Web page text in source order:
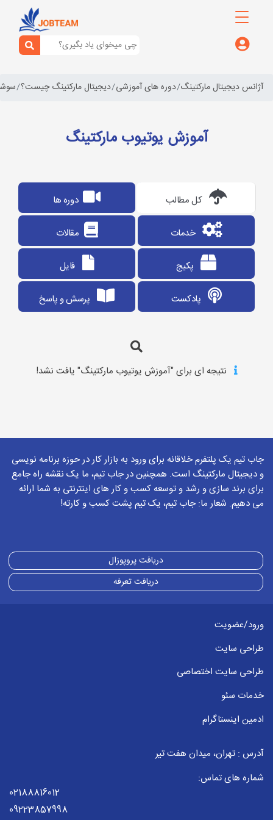
آژانس دیجیتال مارکتینگ دوره های آموزشی دیجیتال مارکتینگ چیست؟
آموزش یوتیوب مارکتینگ
کل مطالب دوره ها
خدمات مقالات
پکیج فایل
پادکست پرسش و پاسخ
نتیجه ای برای "آموزش یوتیوب مارکتینگ" یافت نشد!
جاب تیم یک پلتفرم خلاقانه برای ورود به بازار کار در حوزه برنامه نویسی
و دیجیتال مارکتینگ است. همچنین در جاب تیم، ما یک نقشه راه جامع
برای برند سازی و رشد و توسعه کسب و کار های اینترنتی به شما ارائه
می دهیم. شعار ما: جاب تیم، یک تیم پشت کسب و کارته!
دریافت پروپوزال
دریافت تعرفه
ورود/عضویت
طراحی سایت
طراحی سایت اختصاصی
خدمات سئو
ادمین اینستاگرام
آدرس : تهران، میدان هفت تیر
شماره های تماس:
02188816012
09223857998